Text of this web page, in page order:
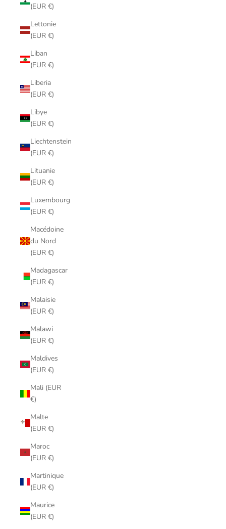
(EUR €)
Lettonie
(EUR €)
Liban
(EUR €)
Liberia
(EUR €)
Libye
(EUR €)
Liechtenstein
(EUR €)
Lituanie
(EUR €)
Luxembourg
(EUR €)
Macédoine
du Nord
(EUR €)
Madagascar
(EUR €)
Malaisie
(EUR €)
Malawi
(EUR €)
Maldives
(EUR €)
Mali (EUR
€)
Malte
(EUR €)
Maroc
(EUR €)
Martinique
(EUR €)
Maurice
(EUR €)